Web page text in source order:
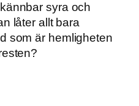
syra och
låter allt bara
som är hemligheten